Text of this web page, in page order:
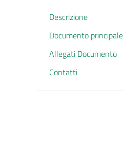
Descrizione
Documento
Allegati Documento
Contatti